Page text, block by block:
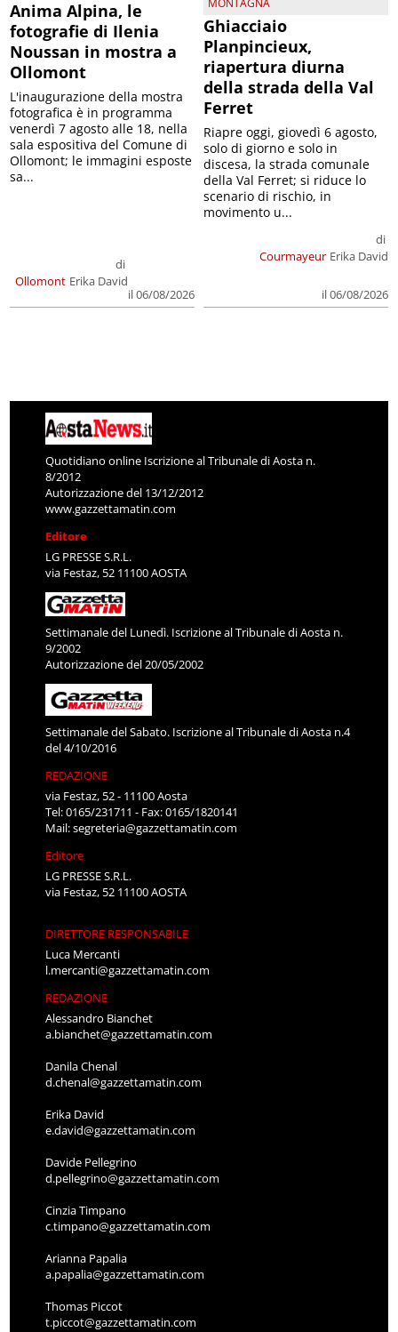
Anima Alpina, le
fotografie di Ilenia
Noussan in mostra a
Ollomont
Ollomont
di
Erika David
il 06/08/2026
L'inaugurazione della mostra
fotografica è in programma
venerdì 7 agosto alle 18, nella
sala espositiva del Comune di
Ollomont; le immagini esposte
sa...
MONTAGNA
Ghiacciaio
Planpincieux,
riapertura diurna
della strada della Val
Ferret
Courmayeur
di
Erika David
il 06/08/2026
Riapre oggi, giovedì 6 agosto,
solo di giorno e solo in
discesa, la strada comunale
della Val Ferret; si riduce lo
scenario di rischio, in
movimento u...
Quotidiano online Iscrizione al Tribunale di Aosta n.
8/2012
Autorizzazione del 13/12/2012
www.gazzettamatin.com
Editore
LG PRESSE S.R.L.
via Festaz, 52 11100 AOSTA
Settimanale del Lunedì. Iscrizione al Tribunale di Aosta n.
9/2002
Autorizzazione del 20/05/2002
Settimanale del Sabato. Iscrizione al Tribunale di Aosta n.4
del 4/10/2016
REDAZIONE
via Festaz, 52 - 11100 Aosta
Tel: 0165/231711 - Fax: 0165/1820141
Mail:segreteria@gazzettamatin.com
Editore
LG PRESSE S.R.L.
via Festaz, 52 11100 AOSTA
DIRETTORE RESPONSABILE
Luca Mercanti
l.mercanti@gazzettamatin.com
REDAZIONE
Alessandro Bianchet
a.bianchet@gazzettamatin.com
Danila Chenal
d.chenal@gazzettamatin.com
Erika David
e.david@gazzettamatin.com
Davide Pellegrino
d.pellegrino@gazzettamatin.com
Cinzia Timpano
c.timpano@gazzettamatin.com
Arianna Papalia
a.papalia@gazzettamatin.com
Thomas Piccot
t.piccot@gazzettamatin.com